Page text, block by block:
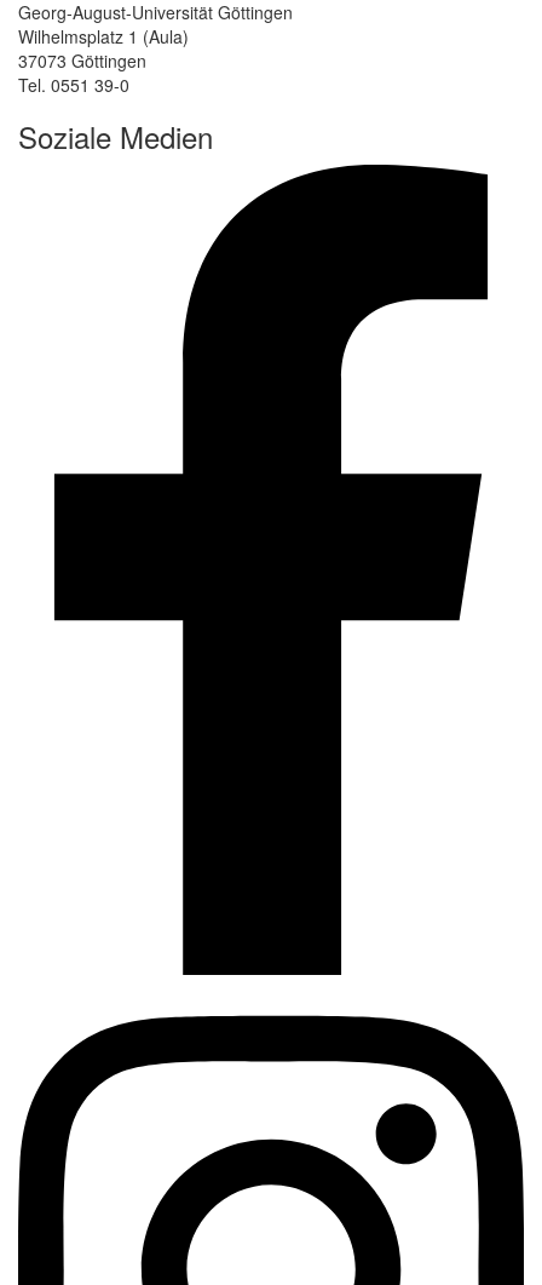
Georg-August-Universität Göttingen
Wilhelmsplatz 1 (Aula)
37073 Göttingen
Tel. 0551 39-0
Soziale Medien